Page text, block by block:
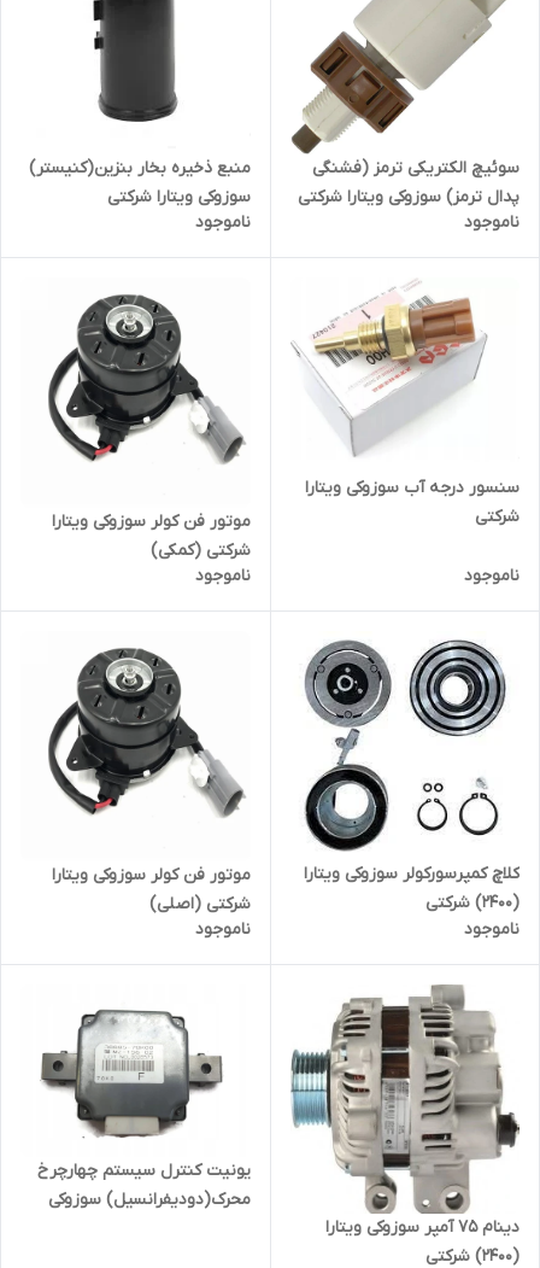
سوئیچ الکتریکی ترمز (فشنگی
پدال ترمز) سوزوکی ویتارا شرکتی
ناموجود
منبع ذخیره بخار بنزین(کنیستر)
سوزوکی ویتارا شرکتی
ناموجود
سنسور درجه آب سوزوکی ویتارا
شرکتی
ناموجود
موتور فن کولر سوزوکی ویتارا
شرکتی (کمکی)
ناموجود
کلاچ کمپرسورکولر سوزوکی ویتارا
(2400) شرکتی
ناموجود
موتور فن کولر سوزوکی ویتارا
شرکتی (اصلی)
ناموجود
دینام 75 آمپر سوزوکی ویتارا
(2400) شرکتی
یونیت کنترل سیستم چهارچرخ
محرک(دودیفرانسیل) سوزوکی